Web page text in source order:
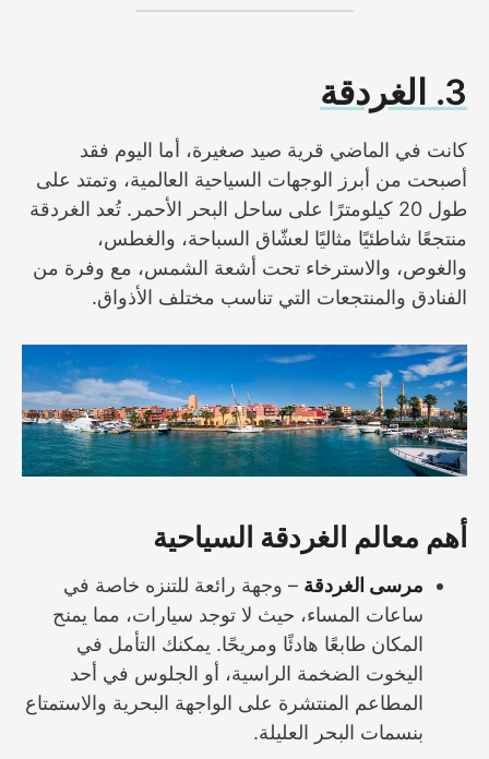
3. الغردقة
كانت في الماضي قرية صيد صغيرة، أما اليوم فقد
أصبحت من أبرز الوجهات السياحية العالمية، وتمتد على
طول 20 كيلومترًا على ساحل البحر الأحمر. تُعد الغردقة
منتجعًا شاطئيًا مثاليًا لعشّاق السباحة، والغطس،
والغوص، والاسترخاء تحت أشعة الشمس، مع وفرة من
الفنادق والمنتجعات التي تناسب مختلف الأذواق.
أهم معالم الغردقة السياحية
مرسى الغردقة – وجهة رائعة للتنزه خاصة في
ساعات المساء، حيث لا توجد سيارات، مما يمنح
المكان طابعًا هادئًا ومريحًا. يمكنك التأمل في
اليخوت الضخمة الراسية، أو الجلوس في أحد
المطاعم المنتشرة على الواجهة البحرية والاستمتاع
بنسمات البحر العليلة.